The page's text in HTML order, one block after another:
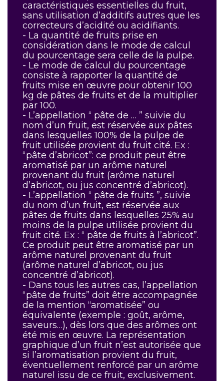
caractéristiques essentielles du fruit,
sans utilisation d’additifs autres que les
correcteurs d’acidité ou acidifiants.
- La quantité de fruits prise en
considération dans le mode de calcul
du pourcentage sera celle de la pulpe.
- Le mode de calcul du pourcentage
consiste à rapporter la quantité de
fruits mise en œuvre pour obtenir 100
kg de pâtes de fruits et de la multiplier
par 100.
- L’appellation “ pâte de … ” suivie du
nom d’un fruit, est réservée aux pâtes
dans lesquelles 100% de la pulpe de
fruit utilisée provient du fruit cité. Ex :
“pâte d’abricot”: ce produit peut être
aromatisé par un arôme naturel
provenant du fruit (arôme naturel
d’abricot, ou jus concentré d’abricot).
- L’appellation “ pâte de fruits ”, suivie
du nom d’un fruit, est réservée aux
pâtes de fruits dans lesquelles 25% au
moins de la pulpe utilisée provient du
fruit cité. Ex : “ pâte de fruits à l’abricot”.
Ce produit peut être aromatisé par un
arôme naturel provenant du fruit
(arôme naturel d’abricot, ou jus
concentré d’abricot).
- Dans tous les autres cas, l’appellation
“pâte de fruits” doit être accompagnée
de la mention “aromatisée” ou
équivalente (exemple : goût, arôme,
saveurs…), dès lors que des arômes ont
été mis en œuvre. La représentation
graphique d’un fruit n’est autorisée que
si l’aromatisation provient du fruit,
éventuellement renforcé par un arôme
naturel issu de ce fruit, exclusivement.